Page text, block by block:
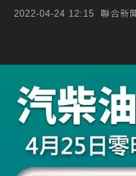
2022-04-24 12:15 聯合新